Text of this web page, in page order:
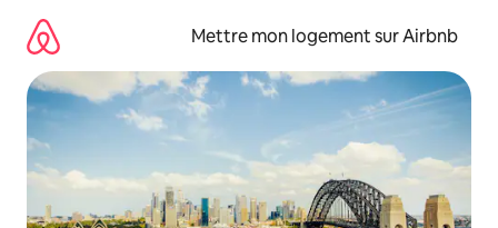
directement
contenu
Mettre mon logement sur Airbnb